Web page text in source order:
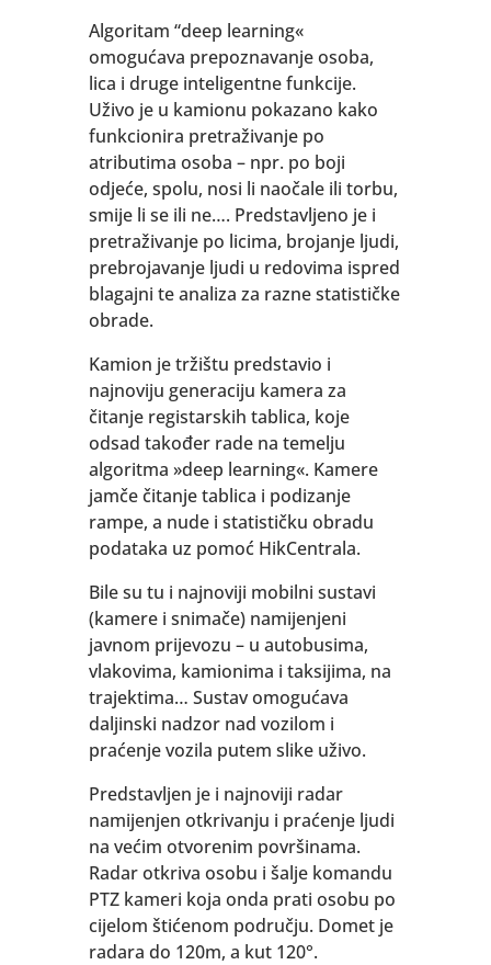
Algoritam “deep learning«
omogućava prepoznavanje osoba,
lica i druge inteligentne funkcije.
Uživo je u kamionu pokazano kako
funkcionira pretraživanje po
atributima osoba – npr. po boji
odjeće, spolu, nosi li naočale ili torbu,
smije li se ili ne…. Predstavljeno je i
pretraživanje po licima, brojanje ljudi,
prebrojavanje ljudi u redovima ispred
blagajni te analiza za razne statističke
obrade.
Kamion je tržištu predstavio i
najnoviju generaciju kamera za
čitanje registarskih tablica, koje
odsad također rade na temelju
algoritma »deep learning«. Kamere
jamče čitanje tablica i podizanje
rampe, a nude i statističku obradu
podataka uz pomoć HikCentrala.
Bile su tu i najnoviji mobilni sustavi
(kamere i snimače) namijenjeni
javnom prijevozu – u autobusima,
vlakovima, kamionima i taksijima, na
trajektima… Sustav omogućava
daljinski nadzor nad vozilom i
praćenje vozila putem slike uživo.
Predstavljen je i najnoviji radar
namijenjen otkrivanju i praćenje ljudi
na većim otvorenim površinama.
Radar otkriva osobu i šalje komandu
PTZ kameri koja onda prati osobu po
cijelom štićenom području. Domet je
radara do 120m, a kut 120°.